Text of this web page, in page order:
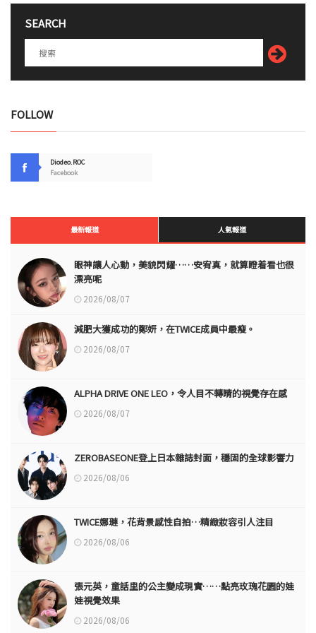
SEARCH
FOLLOW
Diodeo.ROC
Facebook
最新報道 人氣報道
眼神讓人心動，美貌閃耀……安宥真，就算瞪着看也很
漂亮呢
2026/08/07
減肥大獲成功的鄭妍，在TWICE成員中最瘦。
2026/08/07
ALPHA DRIVE ONE LEO，令人目不轉睛的視覺存在感
2026/08/07
ZEROBASEONE登上日本雜誌封面，穩固的全球影響力
2026/08/06
TWICE娜璉，花背景感性自拍…精緻妝容引人注目
2026/08/06
張元英，童話里的公主變成現實……點亮玫瑰花園的娃
娃視覺效果
2026/08/06